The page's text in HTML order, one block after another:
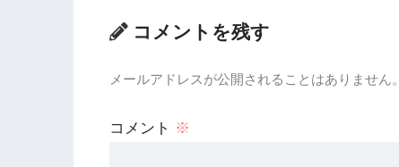
コメントを残す
メールアドレスが公開されることはありません。
コメント ※